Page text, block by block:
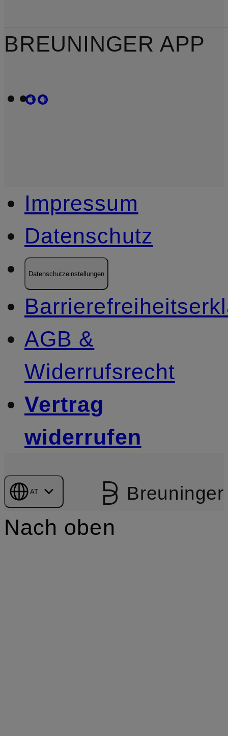
BREUNINGER APP
Impressum
Datenschutz
Datenschutzeinstellungen
AGB &
Widerrufsrecht
Vertrag
widerrufen
AT Breuninger
Nach oben